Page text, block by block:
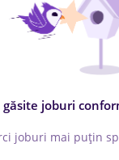
joburi
joburi mai puțin